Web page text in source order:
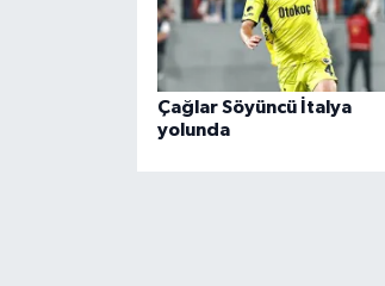
Çağlar Söyüncü İtalya
yolunda